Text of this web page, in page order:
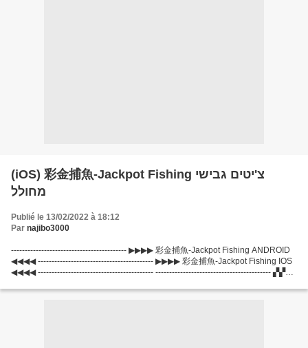
(iOS) 彩金捕魚-Jackpot Fishing צ'יטים גבישי
מחולל
Publié le 13/02/2022 à 18:12
Par najibo3000
------------------------------------------ ▶▶▶▶ 彩金捕魚-Jackpot Fishing ANDROID
◀◀◀◀ ------------------------------------------ ▶▶▶▶ 彩金捕魚-Jackpot Fishing IOS
◀◀◀◀ ------------------------------------------ ------------------------------------------ ▞▞▞